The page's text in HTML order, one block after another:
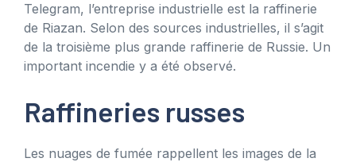
Telegram, l’entreprise industrielle est la raffinerie
de Riazan. Selon des sources industrielles, il s’agit
de la troisième plus grande raffinerie de Russie. Un
important incendie y a été observé.
Raffineries russes
Les nuages ​​de fumée rappellent les images de la